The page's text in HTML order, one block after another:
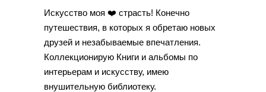
Искусство моя ❤️ страсть! Конечно
путешествия, в которых я обретаю новых
друзей и незабываемые впечатления.
Коллекционирую Книги и альбомы по
интерьерам и искусству, имею
внушительную библиотеку.